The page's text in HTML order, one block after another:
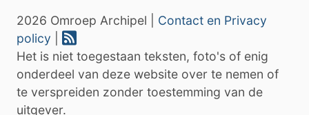
2026 Omroep Archipel | Contact en Privacy
policy
Het is niet toegestaan teksten, foto's of enig
onderdeel van deze website over te nemen of
te verspreiden zonder toestemming van de
uitgever.